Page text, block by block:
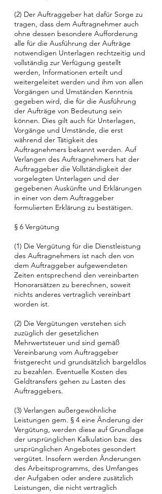
(2) Der Auftraggeber hat dafür Sorge zu
tragen, dass dem Auftragnehmer auch
ohne dessen besondere Aufforderung
alle für die Ausführung der Aufträge
notwendigen Unterlagen rechtzeitig und
vollständig zur Verfügung gestellt
werden, Informationen erteilt und
weitergeleitet werden und ihm von allen
Vorgängen und Umständen Kenntnis
gegeben wird, die für die Ausführung
der Aufträge von Bedeutung sein
können. Dies gilt auch für Unterlagen,
Vorgänge und Umstände, die erst
während der Tätigkeit des
Auftragnehmers bekannt werden. Auf
Verlangen des Auftragnehmers hat der
Auftraggeber die Vollständigkeit der
vorgelegten Unterlagen und der
gegebenen Auskünfte und Erklärungen
in einer von dem Auftraggeber
formulierten Erklärung zu bestätigen.
§ 6 Vergütung
(1) Die Vergütung für die Dienstleistung
des Auftragnehmers ist nach den von
dem Auftraggeber aufgewendeten
Zeiten entsprechend den vereinbarten
Honorarsätzen zu berechnen, soweit
nichts anderes vertraglich vereinbart
worden ist.
(2) Die Vergütungen verstehen sich
zuzüglich der gesetzlichen
Mehrwertsteuer und sind gemäß
Vereinbarung vom Auftraggeber
fristgerecht und grundsätzlich bargeldlos
zu bezahlen. Eventuelle Kosten des
Geldtransfers gehen zu Lasten des
Auftraggebers.
(3) Verlangen außergewöhnliche
Leistungen gem. § 4 eine Änderung der
Vergütung, werden diese auf Grundlage
der ursprünglichen Kalkulation bzw. des
ursprünglichen Angebotes gesondert
vergütet. Insofern werden Änderungen
des Arbeitsprogramms, des Umfanges
der Aufgaben oder andere zusätzlich
Leistungen, die nicht vertraglich